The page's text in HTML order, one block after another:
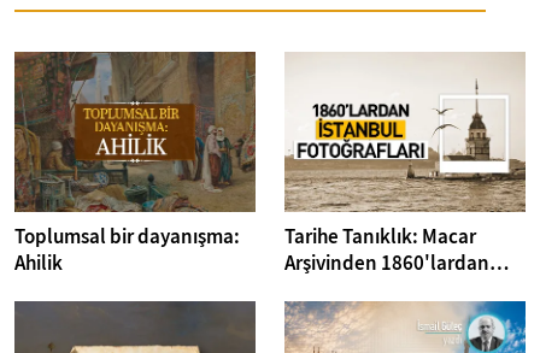
Toplumsal bir dayanışma:
Ahilik
Tarihe Tanıklık: Macar
Arşivinden 1860'lardan